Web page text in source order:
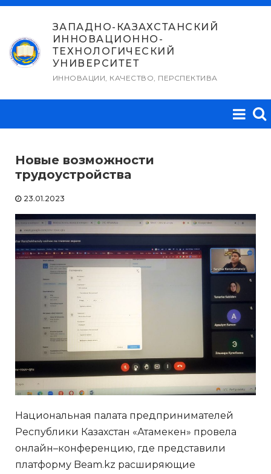
Перейти
содержимому
ЗАПАДНО-КАЗАХСТАНСКИЙ
ИННОВАЦИОННО-
ТЕХНОЛОГИЧЕСКИЙ
УНИВЕРСИТЕТ
ИННОВАЦИИ, КАЧЕСТВО, ПЕРСПЕКТИВА
Новые возможности
трудоустройства
23.01.2023
Национальная палата предпринимателей
Республики Казахстан «Атамекен» провела
онлайн–конференцию, где представили
платформу Beam.kz расширяющие